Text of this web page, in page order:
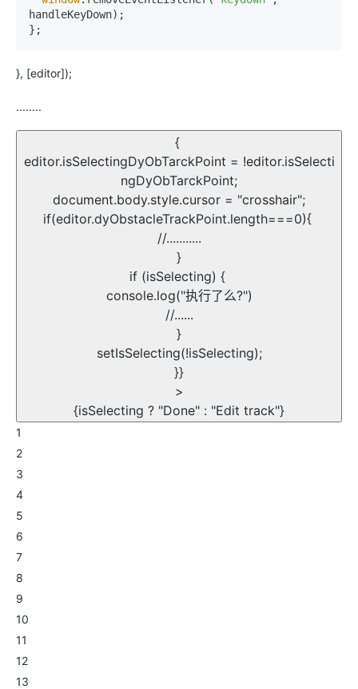
handleKeyDown);
}, [editor]);
........
{
editor.isSelectingDyObTarckPoint = !editor.isSelecti
ngDyObTarckPoint;
document.body.style.cursor = "crosshair";
if(editor.dyObstacleTrackPoint.length===0){
//...........
}
if (isSelecting) {
console.log("执行了么?")
//......
}
setIsSelecting(!isSelecting);
}}
>
{isSelecting ? "Done" : "Edit track"}
1
2
3
4
5
6
7
8
9
10
11
12
13